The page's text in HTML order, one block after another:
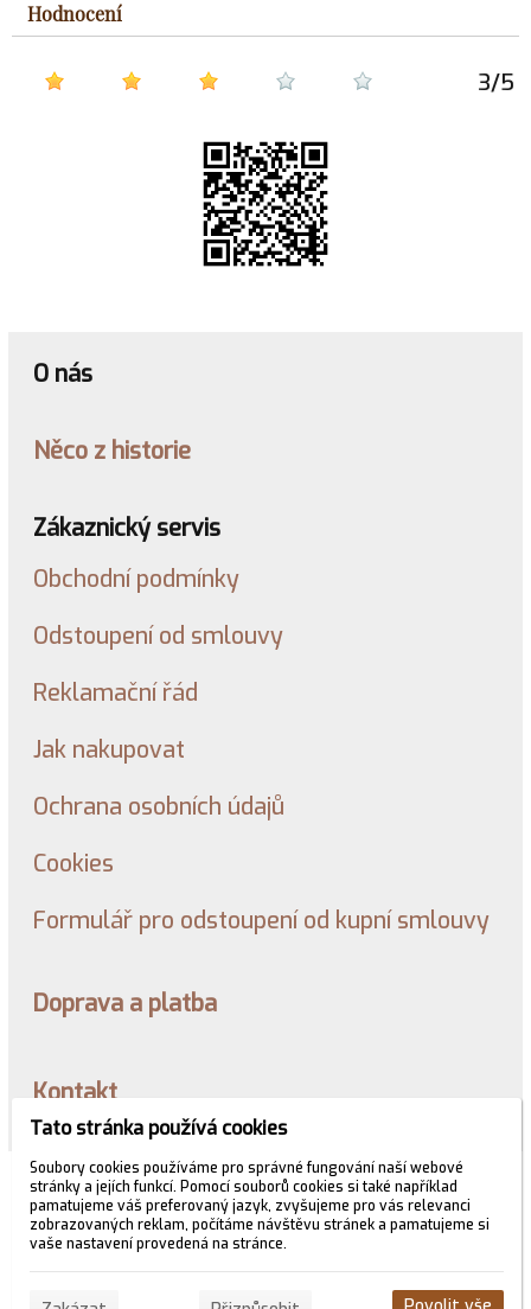
Hodnocení
3/5
O nás
Něco z historie
Zákaznický servis
Obchodní podmínky
Odstoupení od smlouvy
Reklamační řád
Jak nakupovat
Ochrana osobních údajů
Cookies
Formulář pro odstoupení od kupní smlouvy
Doprava a platba
Kontakt
© 2026 WEXBO |www.wexbo.com|Přihlásit
Tato stránka používá cookies
Soubory cookies používáme pro správné fungování naší webové
stránky a jejích funkcí. Pomocí souborů cookies si také například
pamatujeme váš preferovaný jazyk, zvyšujeme pro vás relevanci
zobrazovaných reklam, počítáme návštěvu stránek a pamatujeme si
vaše nastavení provedená na stránce.